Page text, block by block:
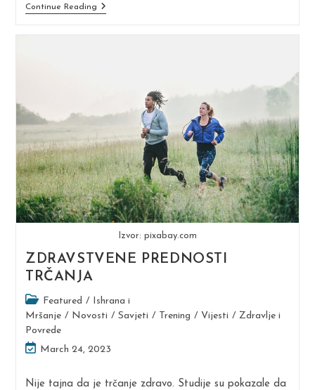
Continue ReadingZašto
Ne
Celijakije)
Izvor: pixabay.com
ZDRAVSTVENE PREDNOSTI
TRČANJA
Post
category:
Featured /
Ishrana i
Mršanje / Novosti / Savjeti / Trening / Vijesti / Zdravlje i
Povrede
Post
modified:
March 24, 2023
Nije tajna da je trčanje zdravo. Studije su pokazale da